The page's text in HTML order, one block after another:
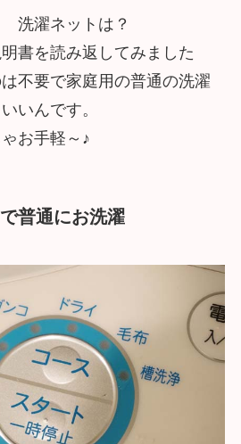
洗濯ネットは？
書を読み返してみました
不要で家庭用の普通の洗濯
いんです。
お手軽～♪
普通にお洗濯